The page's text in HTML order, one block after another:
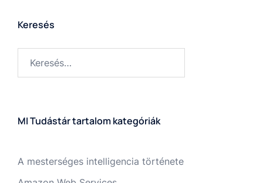
Keresés
MI Tudástár tartalom kategóriák
A mesterséges intelligencia története